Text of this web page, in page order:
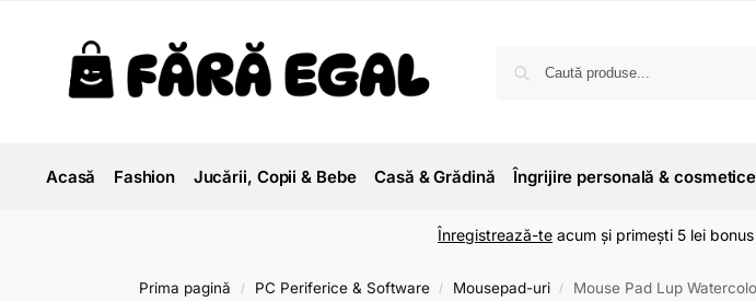
Acasă Fashion Jucării, Copii & Bebe Casă & Grădină Îngrijire personală & cosmetice
Înregistrează-te acum și primești 5 lei
Prima pagină / PC Periferice & Software / Mousepad-uri / Mouse Pad Lup